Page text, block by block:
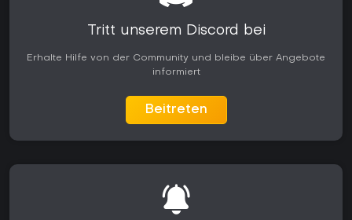
Tritt unserem Discord bei
Erhalte Hilfe von der Community und bleibe über Angebote
informiert
Beitreten